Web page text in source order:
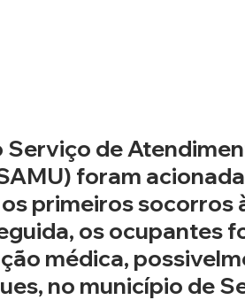
Serviço de
foram
primeiros socorros
os ocupantes
médica,
no município de